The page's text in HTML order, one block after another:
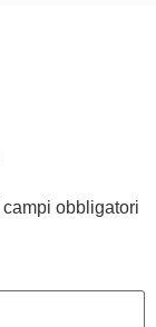
I campi obbligatori